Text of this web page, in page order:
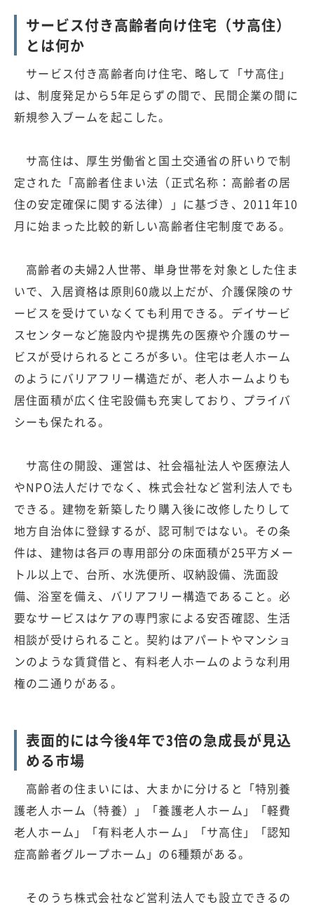
サービス付き高齢者向け住宅（サ高住）
とは何か
サービス付き高齢者向け住宅、略して「サ高住」
は、制度発足から5年足らずの間で、民間企業の間に
新規参入ブームを起こした。
サ高住は、厚生労働省と国土交通省の肝いりで制
定された「高齢者住まい法（正式名称：高齢者の居
住の安定確保に関する法律）」に基づき、2011年10
月に始まった比較的新しい高齢者住宅制度である。
高齢者の夫婦2人世帯、単身世帯を対象とした住ま
いで、入居資格は原則60歳以上だが、介護保険のサ
ービスを受けていなくても利用できる。デイサービ
スセンターなど施設内や提携先の医療や介護のサー
ビスが受けられるところが多い。住宅は老人ホーム
のようにバリアフリー構造だが、老人ホームよりも
居住面積が広く住宅設備も充実しており、プライバ
シーも保たれる。
サ高住の開設、運営は、社会福祉法人や医療法人
やNPO法人だけでなく、株式会社など営利法人でも
できる。建物を新築したり購入後に改修したりして
地方自治体に登録するが、認可制ではない。その条
件は、建物は各戸の専用部分の床面積が25平方メー
トル以上で、台所、水洗便所、収納設備、洗面設
備、浴室を備え、バリアフリー構造であること。必
要なサービスはケアの専門家による安否確認、生活
相談が受けられること。契約はアパートやマンショ
ンのような賃貸借と、有料老人ホームのような利用
権の二通りがある。
表面的には今後4年で3倍の急成長が見込
める市場
高齢者の住まいには、大まかに分けると「特別養
護老人ホーム（特養）」「養護老人ホーム」「軽費
老人ホーム」「有料老人ホーム」「サ高住」「認知
症高齢者グループホーム」の6種類がある。
そのうち株式会社など営利法人でも設立できるの